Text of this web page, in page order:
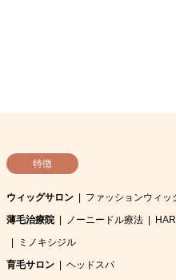
特徴
ウィッグサロン
ファッションウィッ
薄毛治療院
ノーニードル療法
ミノキシジル
育毛サロン
ヘッドスパ